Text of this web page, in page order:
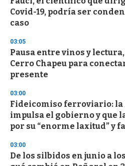
e
c
o
d
s
Covid-19, podría ser
caso
03:05
Pausa entre vinos y
Cerro Chapeu para
presente
03:00
Fideicomiso ferroviario:
impulsa el gobierno y que
por su “enorme laxitud” y
03:00
De los silbidos en junio a